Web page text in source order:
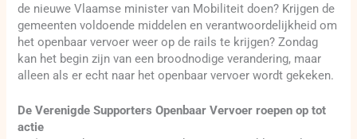
de nieuwe Vlaamse minister van Mobiliteit doen? Krijgen de
gemeenten voldoende middelen en verantwoordelijkheid om
het openbaar vervoer weer op de rails te krijgen? Zondag
kan het begin zijn van een broodnodige verandering, maar
alleen als er echt naar het openbaar vervoer wordt gekeken.
De Verenigde Supporters Openbaar Vervoer roepen op tot
actie